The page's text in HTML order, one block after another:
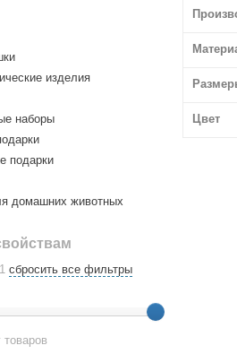
Цвет
изделия
наборы
подарки
домашних животных
сбросить все фильтры
товаров